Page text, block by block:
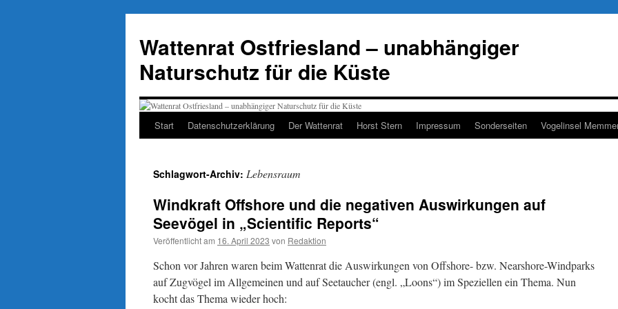
springen
Wattenrat Ostfriesland – unabhängiger
Naturschutz für die Küste
Start Datenschutzerklärung Der Wattenrat Horst Stern Impressum Sonderseiten Vogelinsel
Schlagwort-Archiv: Lebensraum
Windkraft Offshore und die negativen Auswirkungen auf
Seevögel in „Scientific Reports“
Veröffentlicht am 16. April 2023 von Redaktion
Schon vor Jahren waren beim Wattenrat die Auswirkungen von Offshore- bzw. Nearshore-Windparks
auf Zugvögel im Allgemeinen und auf Seetaucher (engl. „Loons“) im Speziellen ein Thema. Nun
kocht das Thema wieder hoch: